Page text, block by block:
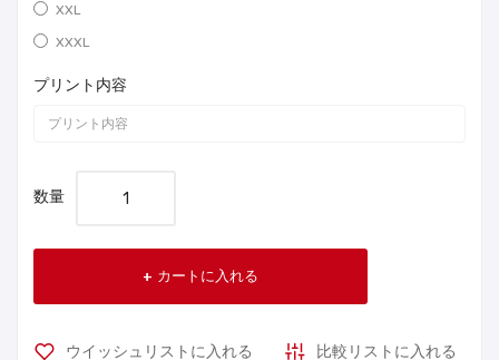
XXL
XXXL
プリント内容
数量
カートに入れる
ウイッシュリストに入れる 比較リストに入れる